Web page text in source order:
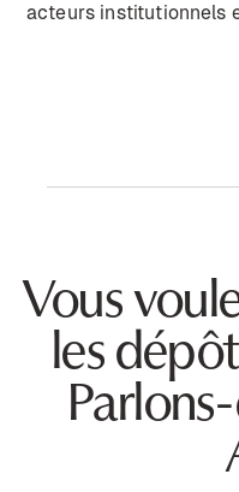
acteurs institutionnels
Vous
les